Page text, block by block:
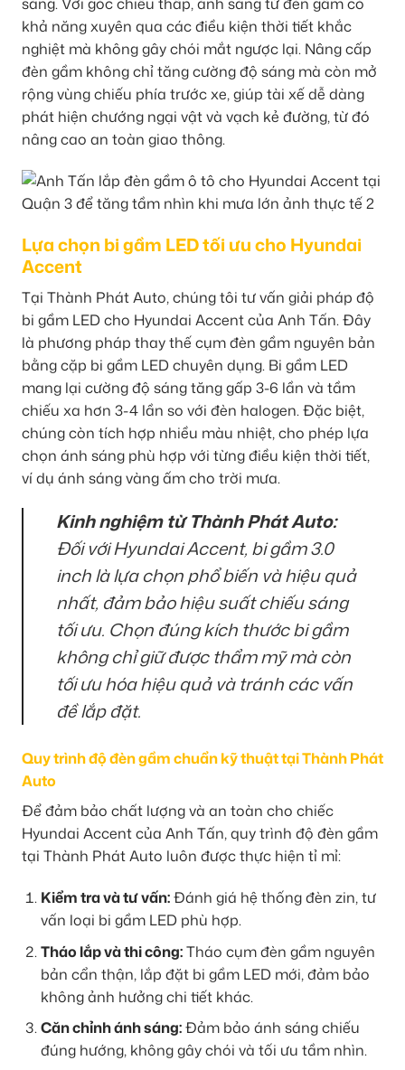
sáng. Với góc chiếu thấp, ánh sáng từ đèn gầm có
khả năng xuyên qua các điều kiện thời tiết khắc
nghiệt mà không gây chói mắt ngược lại. Nâng cấp
đèn gầm không chỉ tăng cường độ sáng mà còn mở
rộng vùng chiếu phía trước xe, giúp tài xế dễ dàng
phát hiện chướng ngại vật và vạch kẻ đường, từ đó
nâng cao an toàn giao thông.
Lựa chọn bi gầm LED tối ưu cho Hyundai
Accent
Tại Thành Phát Auto, chúng tôi tư vấn giải pháp độ
bi gầm LED cho Hyundai Accent của Anh Tấn. Đây
là phương pháp thay thế cụm đèn gầm nguyên bản
bằng cặp bi gầm LED chuyên dụng. Bi gầm LED
mang lại cường độ sáng tăng gấp 3-6 lần và tầm
chiếu xa hơn 3-4 lần so với đèn halogen. Đặc biệt,
chúng còn tích hợp nhiều màu nhiệt, cho phép lựa
chọn ánh sáng phù hợp với từng điều kiện thời tiết,
ví dụ ánh sáng vàng ấm cho trời mưa.
Kinh nghiệm từ Thành Phát Auto:
Đối với Hyundai Accent, bi gầm 3.0
inch là lựa chọn phổ biến và hiệu quả
nhất, đảm bảo hiệu suất chiếu sáng
tối ưu. Chọn đúng kích thước bi gầm
không chỉ giữ được thẩm mỹ mà còn
tối ưu hóa hiệu quả và tránh các vấn
đề lắp đặt.
Quy trình độ đèn gầm chuẩn kỹ thuật tại Thành Phát
Auto
Để đảm bảo chất lượng và an toàn cho chiếc
Hyundai Accent của Anh Tấn, quy trình độ đèn gầm
tại Thành Phát Auto luôn được thực hiện tỉ mỉ:
Kiểm tra và tư vấn:Đánh giá hệ thống đèn zin, tư
vấn loại bi gầm LED phù hợp.
Tháo lắp và thi công:Tháo cụm đèn gầm nguyên
bản cẩn thận, lắp đặt bi gầm LED mới, đảm bảo
không ảnh hưởng chi tiết khác.
Căn chỉnh ánh sáng:Đảm bảo ánh sáng chiếu
đúng hướng, không gây chói và tối ưu tầm nhìn.